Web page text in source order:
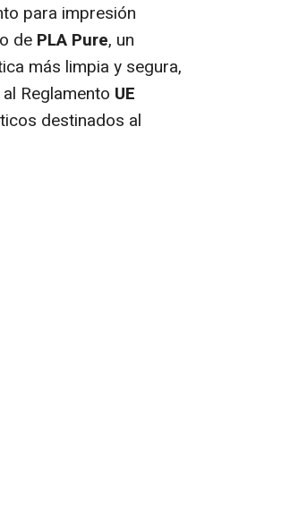
para impresión
de PLA Pure, un
más limpia y segura,
Reglamento UE
destinados al